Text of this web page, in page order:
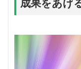
成果をあげ